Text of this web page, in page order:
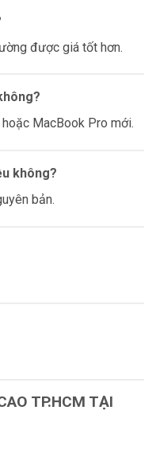
được giá tốt hơn.
MacBook Pro mới.
không?
bản.
TP.HCM TẠI